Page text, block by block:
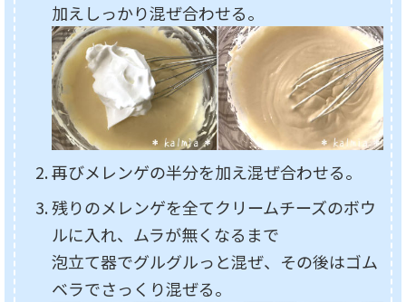
加えしっかり混ぜ合わせる。
再びメレンゲの半分を加え混ぜ合わせる。
残りのメレンゲを全てクリームチーズのボウ
ルに入れ、ムラが無くなるまで
泡立て器でグルグルっと混ぜ、その後はゴム
ベラでさっくり混ぜる。